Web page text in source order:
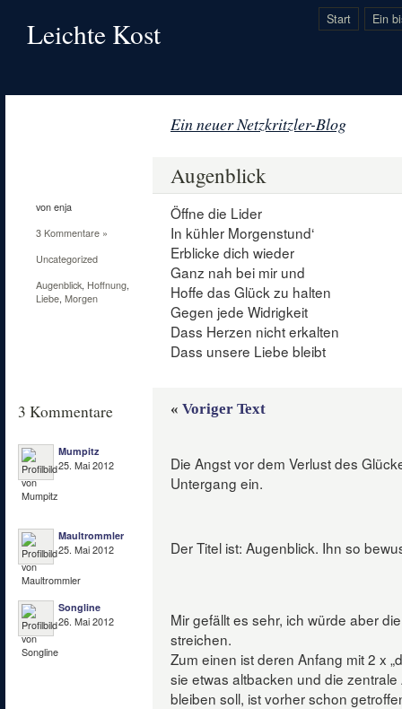
Leichte Kost Start Ein
Ein neuer Netzkritzler-Blog
von enja
3 Kommentare »
Uncategorized
Augenblick, Hoffnung,
Liebe, Morgen
Augenblick
Öffne die Lider
In kühler Morgenstund‘
Erblicke dich wieder
Ganz nah bei mir und
Hoffe das Glück zu halten
Gegen jede Widrigkeit
Dass Herzen nicht erkalten
Dass unsere Liebe bleibt
3 Kommentare « Voriger Text
Mumpitz
25. Mai 2012
Die Angst vor dem Verlust des
Untergang ein.
Maultrommler
25. Mai 2012
Der Titel ist: Augenblick. Ihn so
Songline
26. Mai 2012
Mir gefällt es sehr, ich würde aber
streichen.
Zum einen ist deren Anfang mit 2 x
sie etwas altbacken und die
bleiben soll, ist vorher schon